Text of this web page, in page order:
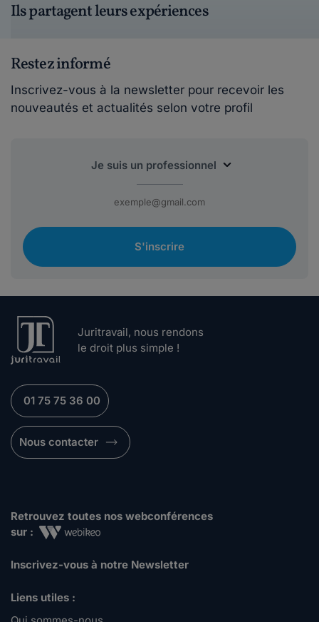
Ils partagent leurs expériences
Restez informé
Inscrivez-vous à la newsletter pour recevoir les
nouveautés et actualités selon votre profil
S'inscrire
Juritravail, nous rendons
le droit plus simple !
01 75 75 36 00
Nous contacter
Retrouvez toutes nos webconférences
sur :
Inscrivez-vous à notre Newsletter
Liens utiles :